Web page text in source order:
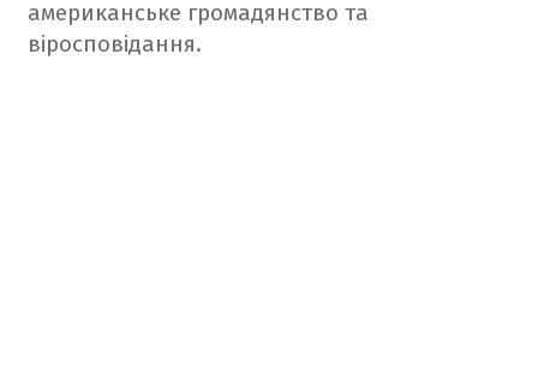
американське громадянство та
віросповідання.